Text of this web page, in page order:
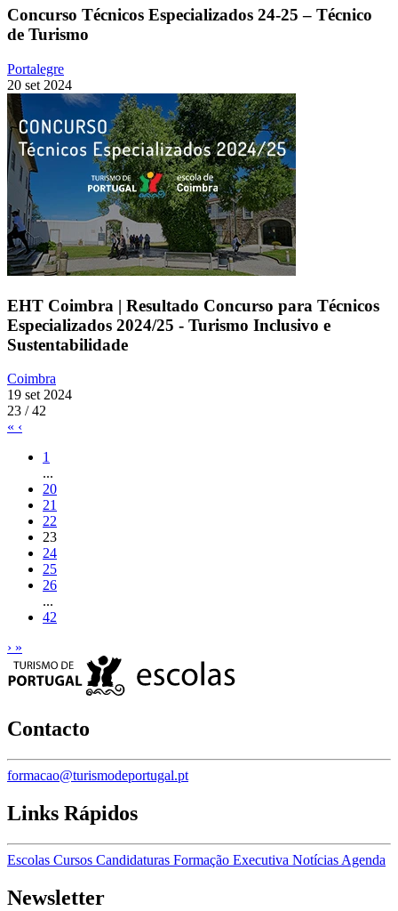
Concurso Técnicos Especializados 24-25 – Técnico
de Turismo
Portalegre
20 set 2024
EHT Coimbra | Resultado Concurso para Técnicos
Especializados 2024/25 - Turismo Inclusivo e
Sustentabilidade
Coimbra
19 set 2024
23 / 42
« ‹
1
...
20
21
22
23
24
25
26
...
42
› »
Contacto
formacao@turismodeportugal.pt
Links Rápidos
Escolas Cursos Candidaturas Formação Executiva Notícias Agenda
Newsletter